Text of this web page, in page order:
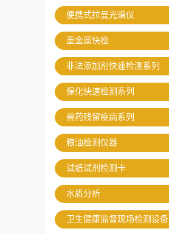
便携式拉曼光谱仪
重金属快检
非法添加剂快速检测系列
保化快速检测系列
兽药残留疫病系列
粮油检测仪器
试纸试剂检测卡
水质分析
卫生健康监督现场检测设备